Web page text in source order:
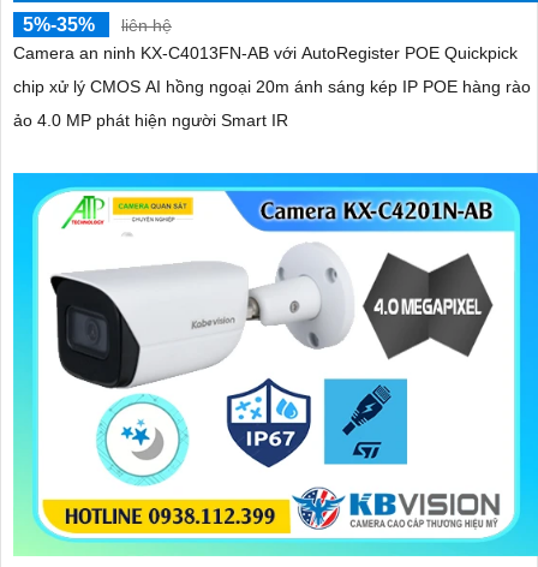
5%-35%
liên hệ
Camera an ninh KX-C4013FN-AB với AutoRegister POE Quickpick
chip xử lý CMOS AI hồng ngoại 20m ánh sáng kép IP POE hàng rào
ảo 4.0 MP phát hiện người Smart IR